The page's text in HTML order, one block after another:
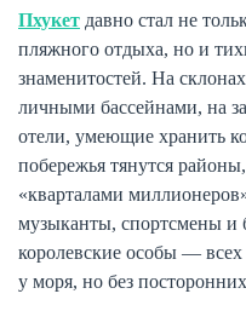
Пхукет давно стал не
пляжного отдыха, но и
знаменитостей. На
личными бассейнами, на
отели, умеющие хранить
побережья тянутся
«кварталами
музыканты, спортсмены
королевские особы —
у моря, но без посторонних